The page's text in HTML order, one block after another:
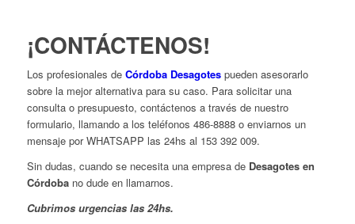
¡CONTÁCTENOS!
Los profesionales de Córdoba Desagotespueden asesorarlo
sobre la mejor alternativa para su caso. Para solicitar una
consulta o presupuesto, contáctenos a través de nuestro
formulario, llamando a los teléfonos 486-8888 o enviarnos un
mensaje por WHATSAPP las 24hs al 153 392 009.
Sin dudas, cuando se necesita una empresa de Desagotes en
Córdobano dude en llamarnos.
Cubrimos urgencias las 24hs.